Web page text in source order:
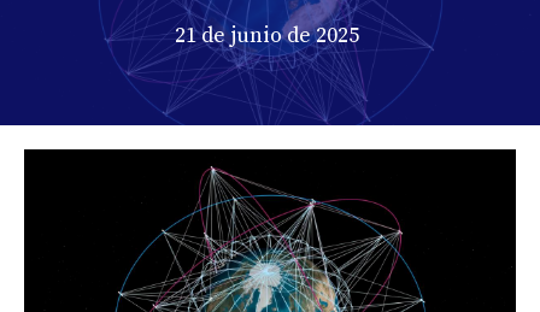
21 de junio de 2025